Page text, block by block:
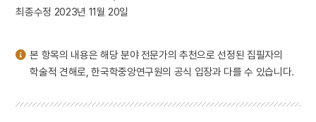
최종수정 2023년 11월 20일
본 항목의 내용은 해당 분야 전문가의 추천으로 선정된 집필자의
학술적 견해로, 한국학중앙연구원의 공식 입장과 다를 수 있습니다.